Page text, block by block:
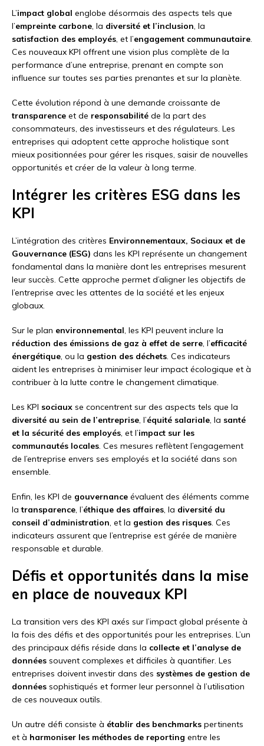
L’impact global englobe désormais des aspects tels que
l’empreinte carbone, la diversité et l’inclusion, la
satisfaction des employés, et l’engagement communautaire.
Ces nouveaux KPI offrent une vision plus complète de la
performance d’une entreprise, prenant en compte son
influence sur toutes ses parties prenantes et sur la planète.
Cette évolution répond à une demande croissante de
transparence et de responsabilité de la part des
consommateurs, des investisseurs et des régulateurs. Les
entreprises qui adoptent cette approche holistique sont
mieux positionnées pour gérer les risques, saisir de nouvelles
opportunités et créer de la valeur à long terme.
Intégrer les critères ESG dans les
KPI
L’intégration des critères Environnementaux, Sociaux et de
Gouvernance (ESG) dans les KPI représente un changement
fondamental dans la manière dont les entreprises mesurent
leur succès. Cette approche permet d’aligner les objectifs de
l’entreprise avec les attentes de la société et les enjeux
globaux.
Sur le plan environnemental, les KPI peuvent inclure la
réduction des émissions de gaz à effet de serre, l’efficacité
énergétique, ou la gestion des déchets. Ces indicateurs
aident les entreprises à minimiser leur impact écologique et à
contribuer à la lutte contre le changement climatique.
Les KPI sociaux se concentrent sur des aspects tels que la
diversité au sein de l’entreprise, l’équité salariale, la santé
et la sécurité des employés, et l’impact sur les
communautés locales. Ces mesures reflètent l’engagement
de l’entreprise envers ses employés et la société dans son
ensemble.
Enfin, les KPI de gouvernance évaluent des éléments comme
latransparence, l’éthique des affaires, la diversité du
conseil d’administration, et la gestion des risques. Ces
indicateurs assurent que l’entreprise est gérée de manière
responsable et durable.
Défis et opportunités dans la mise
en place de nouveaux KPI
La transition vers des KPI axés sur l’impact global présente à
la fois des défis et des opportunités pour les entreprises. L’un
des principaux défis réside dans la collecte et l’analyse de
données souvent complexes et difficiles à quantifier. Les
entreprises doivent investir dans des systèmes de gestion de
données sophistiqués et former leur personnel à l’utilisation
de ces nouveaux outils.
Un autre défi consiste à établir des benchmarks pertinents
et à harmoniser les méthodes de reporting entre les